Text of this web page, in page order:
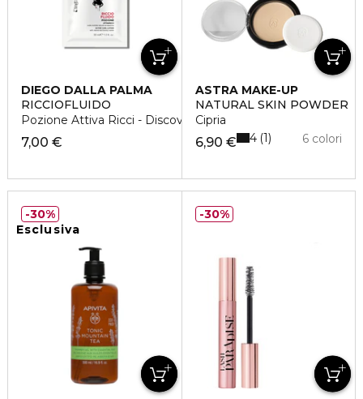
DIEGO DALLA PALMA
RICCIOFLUIDO
Pozione Attiva Ricci - Discovery Size
7,00 €
ASTRA MAKE-UP
NATURAL SKIN POWDER
Cipria
6,90 € 6 colori
4 1
Esclusiva
30% 30%